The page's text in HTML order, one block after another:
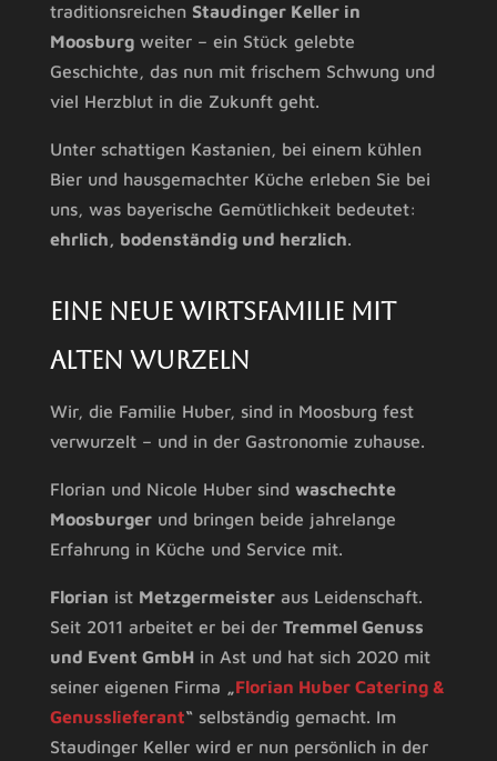
traditionsreichen Staudinger Keller in
Moosburgweiter – ein Stück gelebte
Geschichte, das nun mit frischem Schwung und
viel Herzblut in die Zukunft geht.
Unter schattigen Kastanien, bei einem kühlen
Bier und hausgemachter Küche erleben Sie bei
uns, was bayerische Gemütlichkeit bedeutet:
ehrlich, bodenständig und herzlich.
Eine neue Wirtsfamilie mit
alten Wurzeln
Wir, die Familie Huber, sind in Moosburg fest
verwurzelt – und in der Gastronomie zuhause.
Florian und Nicole Huber sind waschechte
Moosburgerund bringen beide jahrelange
Erfahrung in Küche und Service mit.
Florian ist Metzgermeisteraus Leidenschaft.
Seit 2011 arbeitet er bei der Tremmel Genuss
und Event GmbHin Ast und hat sich 2020 mit
seiner eigenen Firma „Florian Huber Catering &
Genusslieferant“selbständig gemacht. Im
Staudinger Keller wird er nun persönlich in der